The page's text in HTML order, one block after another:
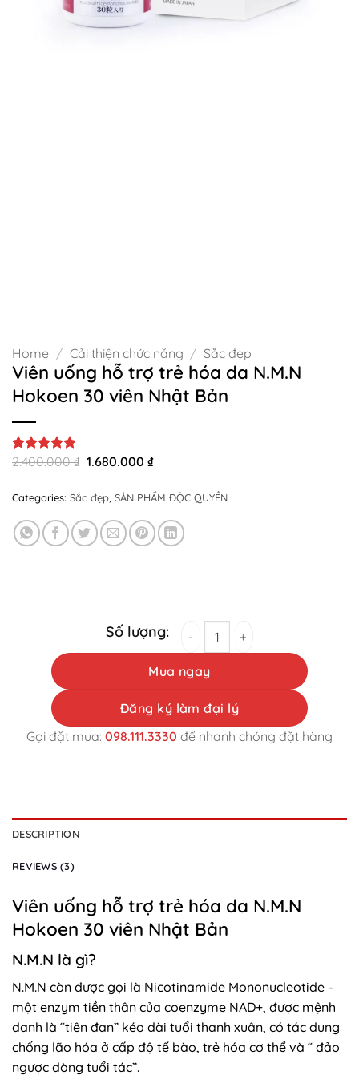
Home / Cải thiện chức năng / Sắc đẹp
Viên uống hỗ trợ trẻ hóa da N.M.N
Hokoen 30 viên Nhật Bản
Rated5
based on
3
customer
2.400.000₫ Original
was:
2.400.000 ₫.
1.680.000 ₫Current
is:
1.680.000 ₫.
Categories: Sắc đẹp SẢN PHẨM ĐỘC QUYỀN
Viên uống hỗ trợ trẻ hóa da N.M.N Hokoen
Mua ngay
Đăng ký làm đại lý
Gọi đặt mua: 098.111.3330 để nhanh chóng đặt hàng
DESCRIPTION
REVIEWS (3)
Viên uống hỗ trợ trẻ hóa da N.M.N
Hokoen 30 viên Nhật Bản
N.M.N là gì?
N.M.N còn được gọi là Nicotinamide Mononucleotide –
một enzym tiền thân của coenzyme NAD+, được mệnh
danh là “tiên đan” kéo dài tuổi thanh xuân, có tác dụng
chống lão hóa ở cấp độ tế bào, trẻ hóa cơ thể và “ đảo
ngược dòng tuổi tác”.